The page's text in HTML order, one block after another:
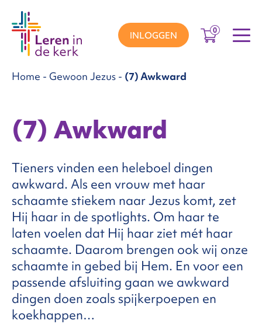
INLOGGEN 0
Home - Gewoon Jezus - (7) Awkward
(7) Awkward
Tieners vinden een heleboel dingen
awkward. Als een vrouw met haar
schaamte stiekem naar Jezus komt, zet
Hij haar in de spotlights. Om haar te
laten voelen dat Hij haar ziet mét haar
schaamte. Daarom brengen ook wij onze
schaamte in gebed bij Hem. En voor een
passende afsluiting gaan we awkward
dingen doen zoals spijkerpoepen en
koekhappen…